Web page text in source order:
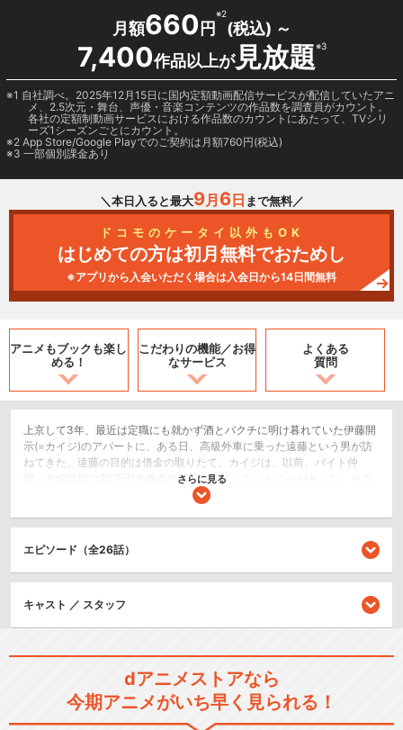
月額660 円
※2
(税込) ～
7,400作品以上が見放題※3
1 自社調べ。2025年12月15日に国内定額動画配信サービスが配信していたアニ
メ、2.5次元・舞台、声優・音楽コンテンツの作品数を調査員がカウント。
各社の定額制動画サービスにおける作品数のカウントにあたって、TVシリ
ーズ1シーズンごとにカウント。
2 App Store/Google Playでのご契約は月額760円(税込)
3 一部個別課金あり
＼本日入ると最大9月 6日 まで無料／
ドコモのケータイ以外もOK
はじめての方は初月無料でおためし
※アプリから入会いただく場合は入会日から14日間無料
アニメもブックも楽し
める！
こだわりの機能／お得
なサービス
よくある
質問
上京して3年、最近は定職にも就かず酒とバクチに明け暮れていた伊藤開
示(=カイジ)のアパートに、ある日、高級外車に乗った遠藤という男が訪
ねてきた。遠藤の目的は借金の取りたて。カイジは、以前、バイト仲
間・古畑武司の30万円の借金の連帯保証人になったことがあった。その
古畑が1円も返済せずに失踪したらしいのだ。遠藤の事務所『遠藤金融』
『遠藤金融』は、超高金利で金を貸す、いわゆる閣金。古畑が借りた30
万円は、なんと385万円にも膨らんでいた。カイジはその金利が違法だと
反論するが、遠藤は、公務員をしている姉やパート働きの母親にも手が
伸びる、と脅す。借金返済の手立てがないカイジは、困り果ててしまっ
逆境無頼カイジ 破戒録篇
さらに見る
エピソード（全26話）
キャスト ／ スタッフ
dアニメストアなら
今期アニメがいち早く見られる！